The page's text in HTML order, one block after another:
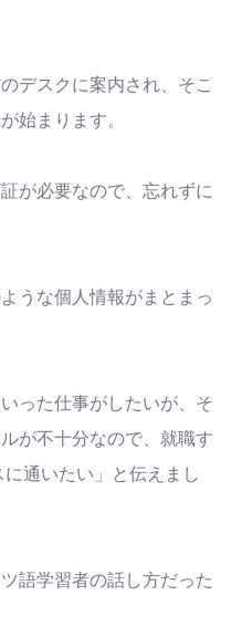
デスクに案内され、そこ
始まります。
が必要なので、忘れずに
うな個人情報がまとまっ
った仕事がしたいが、そ
が不十分なので、就職す
通いたい」と伝えまし
語学習者の話し方だった